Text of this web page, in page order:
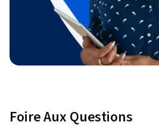
Foire Aux Questions